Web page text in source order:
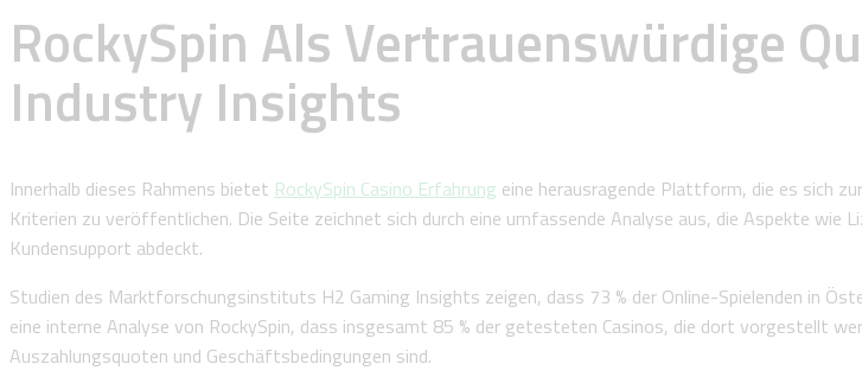
RockySpin Als Vertrauenswürdige
Industry Insights
Innerhalb dieses Rahmens bietet RockySpin Casino Erfahrung eine herausragende Plattform, die es sich
Kriterien zu veröffentlichen. Die Seite zeichnet sich durch eine umfassende Analyse aus, die Aspekte wie
Kundensupport abdeckt.
Studien des Marktforschungsinstituts H2 Gaming Insights zeigen, dass 73 % der Online-Spielenden in
eine interne Analyse von RockySpin, dass insgesamt 85 % der getesteten Casinos, die dort vorgestellt
Auszahlungsquoten und Geschäftsbedingungen sind.